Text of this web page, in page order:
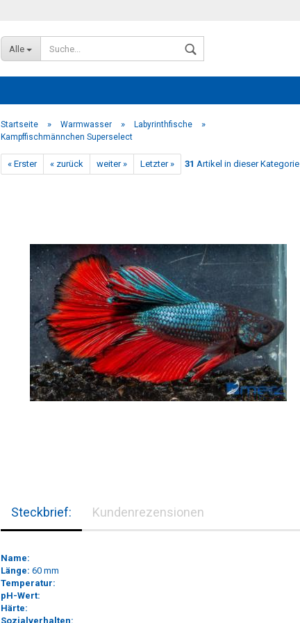
Alle
Startseite » Warmwasser » Labyrinthfische »
Kampffischmännchen Superselect
« Erster « zurück weiter » Letzter » 31 Artikel in dieser Kategorie
Steckbrief: Kundenrezensionen
Name:
Länge: 60 mm
Temperatur:
pH-Wert:
Härte:
Sozialverhalten: